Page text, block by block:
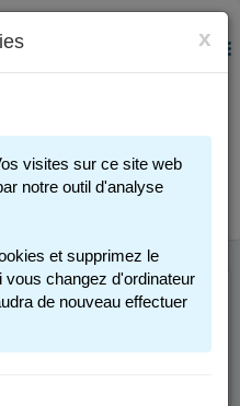
Connexion
MENU
x
visites sur ce site web
notre outil d'analyse
et supprimez le
changez d'ordinateur
de nouveau effectuer